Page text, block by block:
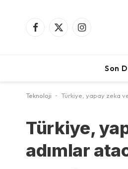
Facebook
X
Instagram
Son
Teknoloji - Türkiye, yapay zeka
Türkiye,
adımlar